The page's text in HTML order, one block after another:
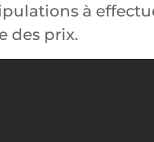
à
des prix.